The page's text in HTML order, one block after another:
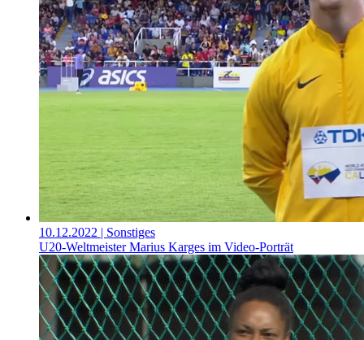
10.12.2022 | Sonstiges
U20-Weltmeister Marius Karges im Video-Porträt